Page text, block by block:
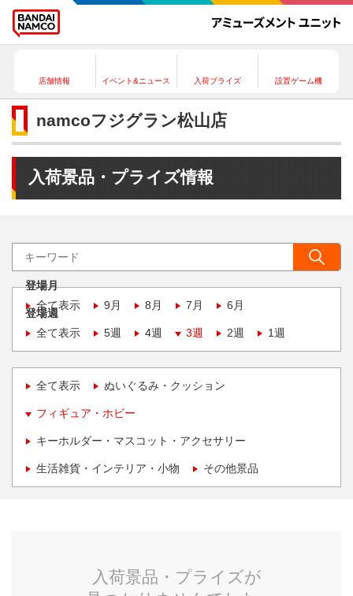
店舗情報 イベント&ニュース 入荷プライズ 設置ゲーム機
namcoフジグラン松山店
入荷景品・プライズ情報
登場月
全て表示
9月 8月 7月 6月
登場週
全て表示
5週 4週 3週 2週 1週
全て表示 ぬいぐるみ・クッション
フィギュア・ホビー
キーホルダー・マスコット・アクセサリー
生活雑貨・インテリア・小物 その他景品